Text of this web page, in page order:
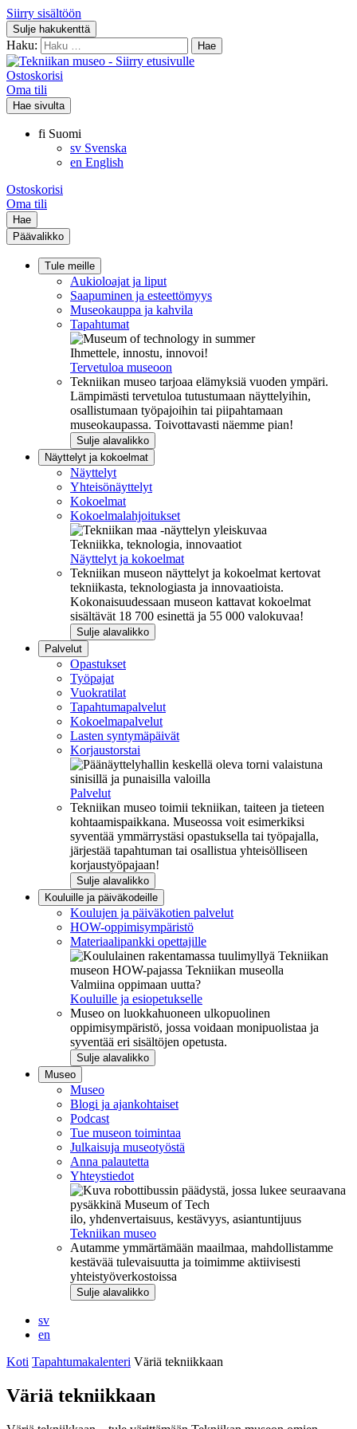
Siirry sisältöön
Sulje hakukenttä
Haku:
Ostoskorisi
Oma tili
Hae sivulta
fi Suomi
sv Svenska
en English
Ostoskorisi
Oma tili
Hae
Päävalikko
Tule meille
Aukioloajat ja liput
Saapuminen ja esteettömyys
Museokauppa ja kahvila
Tapahtumat
Ihmettele, innostu, innovoi!
Tervetuloa museoon
Tekniikan museo tarjoaa elämyksiä vuoden ympäri.
Lämpimästi tervetuloa tutustumaan näyttelyihin,
osallistumaan työpajoihin tai piipahtamaan
museokaupassa. Toivottavasti näemme pian!
Sulje alavalikko
Näyttelyt ja kokoelmat
Näyttelyt
Yhteisönäyttelyt
Kokoelmat
Kokoelmalahjoitukset
Tekniikka, teknologia, innovaatiot
Näyttelyt ja kokoelmat
Tekniikan museon näyttelyt ja kokoelmat kertovat
tekniikasta, teknologiasta ja innovaatioista.
Kokonaisuudessaan museon kattavat kokoelmat
sisältävät 18 700 esinettä ja 55 000 valokuvaa!
Sulje alavalikko
Palvelut
Opastukset
Työpajat
Vuokratilat
Tapahtumapalvelut
Kokoelmapalvelut
Lasten syntymäpäivät
Korjaustorstai
Palvelut
Tekniikan museo toimii tekniikan, taiteen ja tieteen
kohtaamispaikkana. Museossa voit esimerkiksi
syventää ymmärrystäsi opastuksella tai työpajalla,
järjestää tapahtuman tai osallistua yhteisölliseen
korjaustyöpajaan!
Sulje alavalikko
Kouluille ja päiväkodeille
Koulujen ja päiväkotien palvelut
HOW-oppimisympäristö
Materiaalipankki opettajille
Valmiina oppimaan uutta?
Kouluille ja esiopetukselle
Museo on luokkahuoneen ulkopuolinen
oppimisympäristö, jossa voidaan monipuolistaa ja
syventää eri sisältöjen opetusta.
Sulje alavalikko
Museo
Museo
Blogi ja ajankohtaiset
Podcast
Tue museon toimintaa
Julkaisuja museotyöstä
Anna palautetta
Yhteystiedot
ilo, yhdenvertaisuus, kestävyys, asiantuntijuus
Tekniikan museo
Autamme ymmärtämään maailmaa, mahdollistamme
kestävää tulevaisuutta ja toimimme aktiivisesti
yhteistyöverkostoissa
Sulje alavalikko
sv
en
Koti Tapahtumakalenteri Väriä tekniikkaan
Väriä tekniikkaan